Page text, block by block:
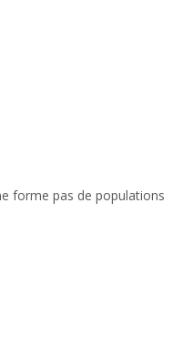
forme pas de populations